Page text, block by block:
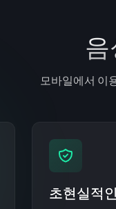
모바일에서 이
초현실적